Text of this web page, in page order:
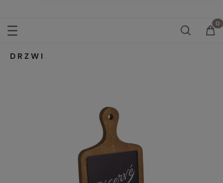
DRZWI